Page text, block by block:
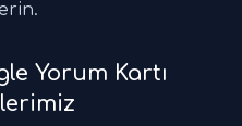
Yorum Kartı